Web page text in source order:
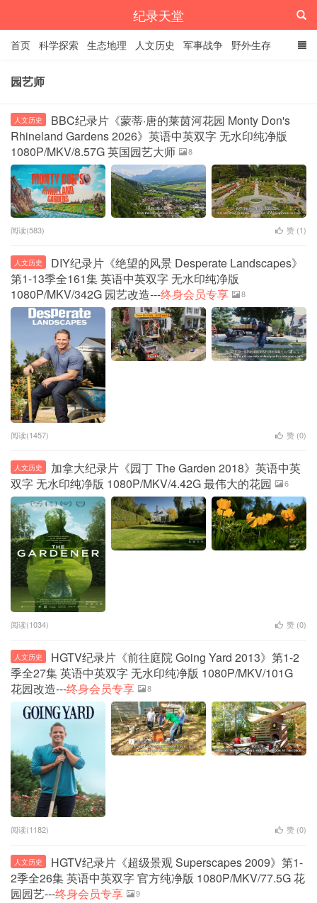
纪录天堂
首页 科学探索 生态地理 人文历史 军事战争 野外生存
经典纪录
园艺师
人文历史
BBC纪录片《蒙蒂·唐的莱茵河花园 Monty Don's
Rhineland Gardens 2026》英语中英双字 无水印纯净版
1080P/MKV/8.57G 英国园艺大师
8
阅读(583) 赞 (1)
人文历史
DIY纪录片《绝望的风景 Desperate Landscapes》
第1-13季全161集 英语中英双字 无水印纯净版
1080P/MKV/342G 园艺改造---终身会员专享 8
阅读(1457) 赞 (0)
人文历史
加拿大纪录片《园丁 The Garden 2018》英语中英
双字 无水印纯净版 1080P/MKV/4.42G 最伟大的花园
6
阅读(1034) 赞 (0)
人文历史
HGTV纪录片《前往庭院 Going Yard 2013》第1-2
季全27集 英语中英双字 无水印纯净版 1080P/MKV/101G
花园改造---终身会员专享 8
阅读(1182) 赞 (0)
人文历史
HGTV纪录片《超级景观 Superscapes 2009》第1-
2季全26集 英语中英双字 官方纯净版 1080P/MKV/77.5G 花
园园艺---终身会员专享 9